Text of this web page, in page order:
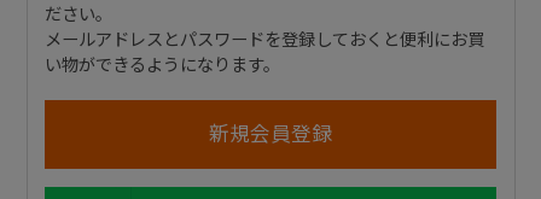
ださい。
メールアドレスとパスワードを登録しておくと便利にお買
い物ができるようになります。